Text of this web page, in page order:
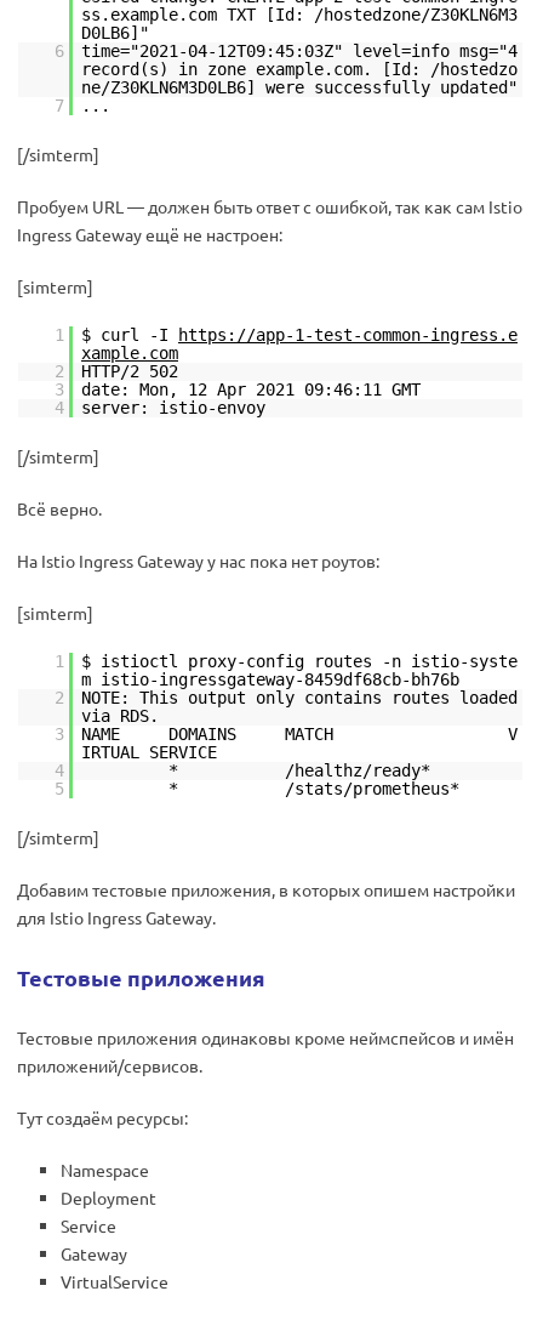
ss.example.com TXT [Id: /hostedzone/Z30KLN6M3
D0LB6]"
6
time="2021-04-12T09:45:03Z" level=info msg="4
record(s) in zone example.com. [Id: /hostedzo
ne/Z30KLN6M3D0LB6] were successfully updated"
7
...
[/simterm]
Пробуем URL — должен быть ответ с ошибкой, так как сам Istio
Ingress Gateway ещё не настроен:
[simterm]
1 $ curl -I
https://app-1-test-common-ingress.e
xample.com
2
HTTP/2 502
3
date: Mon, 12 Apr 2021 09:46:11 GMT
4
server: istio-envoy
[/simterm]
Всё верно.
На Istio Ingress Gateway у нас пока нет роутов:
[simterm]
1
$ istioctl proxy-config routes -n istio-syste
m istio-ingressgateway-8459df68cb-bh76b
2
NOTE: This output only contains routes loaded
via RDS.
3
NAME DOMAINS MATCH V
IRTUAL SERVICE
4
* /healthz/ready*
5
* /stats/prometheus*
[/simterm]
Добавим тестовые приложения, в которых опишем настройки
для Istio Ingress Gateway.
Тестовые приложения
Тестовые приложения одинаковы кроме неймспейсов и имён
приложений/сервисов.
Тут создаём ресурсы:
Namespace
Deployment
Service
Gateway
VirtualService